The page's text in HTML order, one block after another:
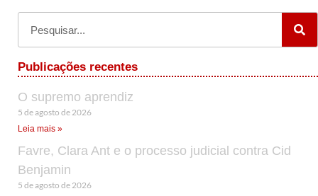
Publicações recentes
O supremo aprendiz
5 de agosto de 2026
Leia mais »
Favre, Clara Ant e o processo judicial contra Cid
Benjamin
5 de agosto de 2026